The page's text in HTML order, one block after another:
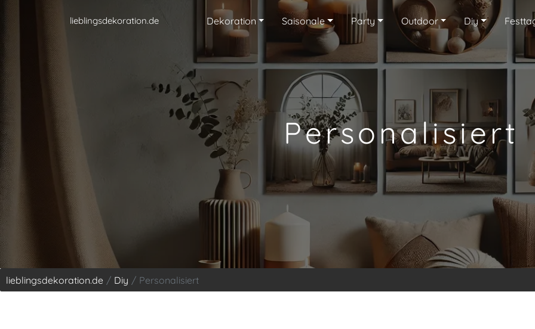
lieblingsdekoration.de Dekoration Saisonale Party Outdoor Diy
Personalisiert
lieblingsdekoration.de Diy Personalisiert